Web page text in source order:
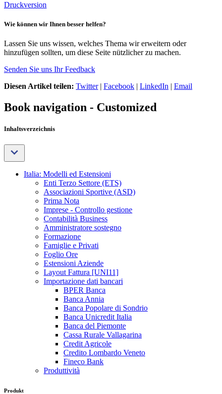
Druckversion
Wie können wir Ihnen besser helfen?
Lassen Sie uns wissen, welches Thema wir erweitern oder
hinzufügen sollten, um diese Seite nützlicher zu machen.
Senden Sie uns Ihr Feedback
Diesen Artikel teilen: Twitter| Facebook | LinkedIn | Email
Book navigation - Customized
Inhaltsverzeichnis
Italia: Modelli ed Estensioni
Enti Terzo Settore (ETS)
Associazioni Sportive (ASD)
Prima Nota
Imprese - Controllo gestione
Contabilità Business
Amministratore sostegno
Formazione
Famiglie e Privati
Foglio Ore
Estensioni Aziende
Layout Fattura [UNI11]
Importazione dati bancari
BPER Banca
Banca Annia
Banca Popolare di Sondrio
Banca Unicredit Italia
Banca del Piemonte
Cassa Rurale Vallagarina
Credit Agricole
Credito Lombardo Veneto
Fineco Bank
Produttività
Produkt